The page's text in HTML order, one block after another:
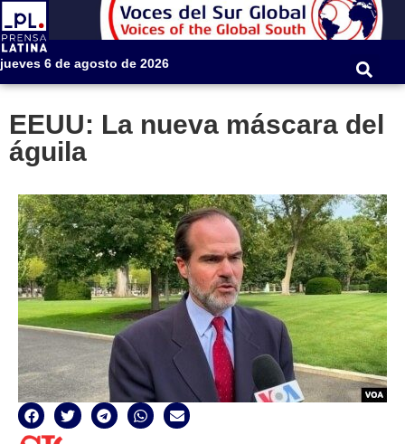
jueves 6 de agosto de 2026
EEUU: La nueva máscara del
águila